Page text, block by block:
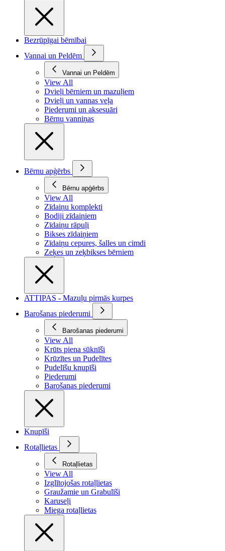
Bezrūpīgai bērnībai
Vannai un Peldēm
Vannai un Peldēm
View All
Dvieļi bērniem un mazuļiem
Dvieļi un vannas veļa
Piederumi un aksesuāri
Bērnu vanniņas
Bērnu apģērbs
Bērnu apģērbs
View All
Zīdaiņu komplekti
Bodiji zīdaiņiem
Zīdaiņu rāpuļi
Bikses zīdaiņiem
Zīdaiņu cepures, šalles un cimdi
Zeķes un zeķbikses bērniem
ATTIPAS - Mazuļu pirmās kurpes
Barošanas piederumi
Barošanas piederumi
View All
Krūts piena sūknīši
Krūzītes un Pudelītes
Pudelīšu knupīši
Piederumi
Barošanas piederumi
Knupīši
Rotaļlietas
Rotaļlietas
View All
Izglītojošas rotaļlietas
Graužamie un Grabulīši
Karuseļi
Miega rotaļlietas